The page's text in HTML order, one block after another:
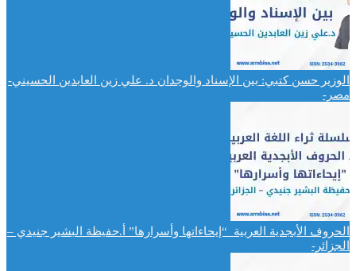
الوزير حسن كتبي: بين الإسناد والوجدان د. علي زين العابدين الحسيني-
مصر-
الحروف الأبجدية العربية “إيحاءاتها وأسرارها” أ.حفيظة البشير جنيدي –
الجزائر-